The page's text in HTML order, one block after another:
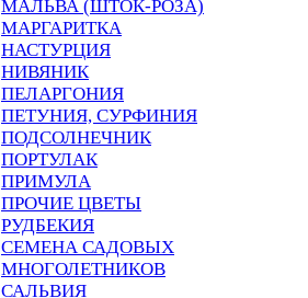
МАЛЬВА (ШТОК-РОЗА)
МАРГАРИТКА
НАСТУРЦИЯ
НИВЯНИК
ПЕЛАРГОНИЯ
ПЕТУНИЯ, СУРФИНИЯ
ПОДСОЛНЕЧНИК
ПОРТУЛАК
ПРИМУЛА
ПРОЧИЕ ЦВЕТЫ
РУДБЕКИЯ
СЕМЕНА САДОВЫХ
МНОГОЛЕТНИКОВ
САЛЬВИЯ